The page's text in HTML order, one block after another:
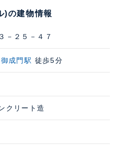
)の建物情報
－２５－４７
御成門駅 徒歩5分
クリート造